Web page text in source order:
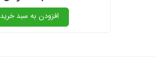
افزودن به سبد خرید